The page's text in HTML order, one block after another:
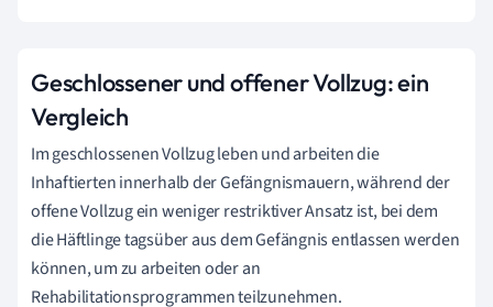
Geschlossener und offener Vollzug: ein
Vergleich
Im geschlossenen Vollzug leben und arbeiten die
Inhaftierten innerhalb der Gefängnismauern, während der
offene Vollzug ein weniger restriktiver Ansatz ist, bei dem
die Häftlinge tagsüber aus dem Gefängnis entlassen werden
können, um zu arbeiten oder an
Rehabilitationsprogrammen teilzunehmen.